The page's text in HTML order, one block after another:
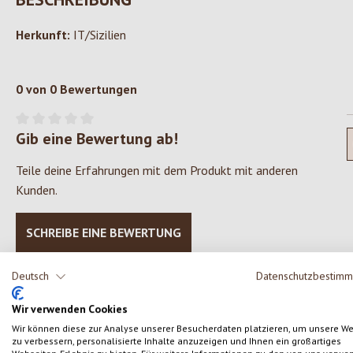
Deutsch
Wir verwenden Cookies
Wir können diese zur Analyse unserer Besucherdaten platzieren, um unsere
zu verbessern, personalisierte Inhalte anzuzeigen und Ihnen ein großartiges
Herkunft: IT/Sizilien
0 von 0 Bewertungen
Durchschnittliche Bewertung von 0 von 5 Sternen
Gib eine Bewertung ab!
Teile deine Erfahrungen mit dem Produkt mit anderen
Kunden.
SCHREIBE EINE BEWERTUNG
Produktgalerie überspringen